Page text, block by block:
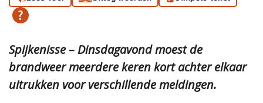
Spijkenisse – Dinsdagavond moest de
brandweer meerdere keren kort achter elkaar
uitrukken voor verschillende meldingen.